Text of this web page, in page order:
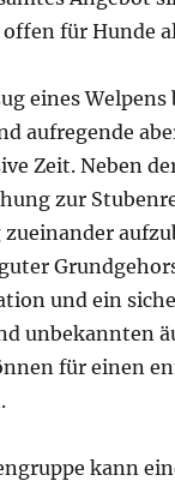
für Hunde
eines
aufregende
Zeit. Neben
zur
und ein
unbekannten
für einen
kann